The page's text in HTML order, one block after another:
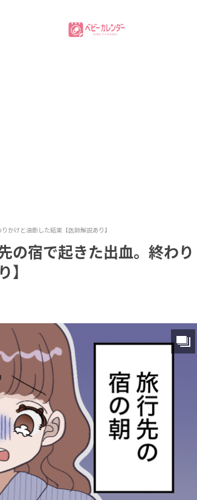
かけと油断した結果【医師解説あり】
の宿で起きた出血。終わり
】